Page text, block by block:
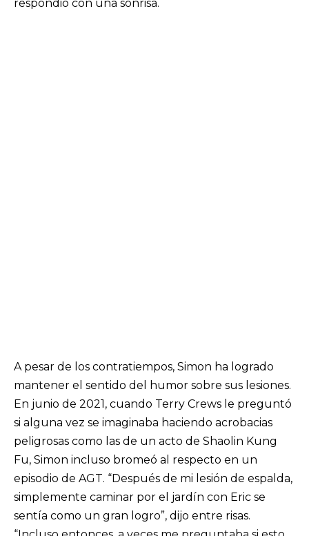
respondió con una sonrisa.
A pesar de los contratiempos, Simon ha logrado
mantener el sentido del humor sobre sus lesiones.
En junio de 2021, cuando Terry Crews le preguntó
si alguna vez se imaginaba haciendo acrobacias
peligrosas como las de un acto de Shaolin Kung
Fu, Simon incluso bromeó al respecto en un
episodio de AGT. “Después de mi lesión de espalda,
simplemente caminar por el jardín con Eric se
sentía como un gran logro”, dijo entre risas.